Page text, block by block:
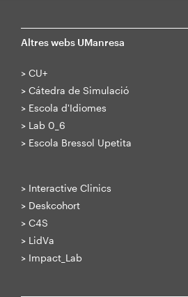
Altres webs UManresa
> CU+
> Cátedra de Simulació
> Escola d'Idiomes
> Lab 0_6
> Escola Bressol Upetita
> Interactive Clinics
> Deskcohort
> C4S
> LidVa
> Impact_Lab